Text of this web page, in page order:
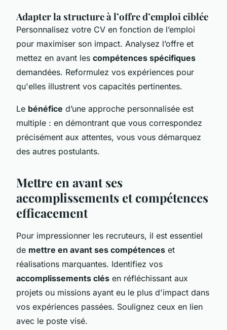
Adapter la structure à l’offre d’emploi ciblée
Personnalisez votre CV en fonction de l’emploi
pour maximiser son impact. Analysez l’offre et
mettez en avant les compétences spécifiques
demandées. Reformulez vos expériences pour
qu'elles illustrent vos capacités pertinentes.
Le bénéfice d’une approche personnalisée est
multiple : en démontrant que vous correspondez
précisément aux attentes, vous vous démarquez
des autres postulants.
Mettre en avant ses
accomplissements et compétences
efficacement
Pour impressionner les recruteurs, il est essentiel
de mettre en avant ses compétences et
réalisations marquantes. Identifiez vos
accomplissements clés en réfléchissant aux
projets ou missions ayant eu le plus d'impact dans
vos expériences passées. Soulignez ceux en lien
avec le poste visé.